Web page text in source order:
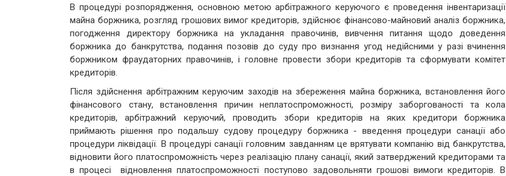
В процедурі розпорядження, основною метою арбітражного керуючого є проведення інвентаризації
майна боржника, розгляд грошових вимог кредиторів, здійснює фінансово-майновий аналіз боржника,
погодження директору боржника на укладання правочинів, вивчення питання щодо доведення
боржника до банкрутства, подання позовів до суду про визнання угод недійсними у разі вчинення
боржником фраудаторних правочинів, і головне провести збори кредиторів та сформувати комітет
кредиторів.
Після здійснення арбітражним керуючим заходів на збереження майна боржника, встановлення його
фінансового стану, встановлення причин неплатоспроможності, розміру заборгованості та кола
кредиторів, арбітражний керуючий, проводить збори кредиторів на яких кредитори боржника
приймають рішення про подальшу судову процедуру боржника - введення процедури санації або
процедури ліквідації. В процедурі санації головним завданням це врятувати компанію від банкрутства,
відновити його платоспроможність через реалізацію плану санації, який затверджений кредиторами та
в процесі відновлення платоспроможності поступово задовольняти грошові вимоги кредиторів. В